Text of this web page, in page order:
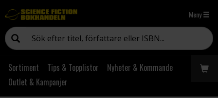
Meny
Sortiment Tips & Topplistor
Nyheter & Kommande
Outlet & Kampanjer